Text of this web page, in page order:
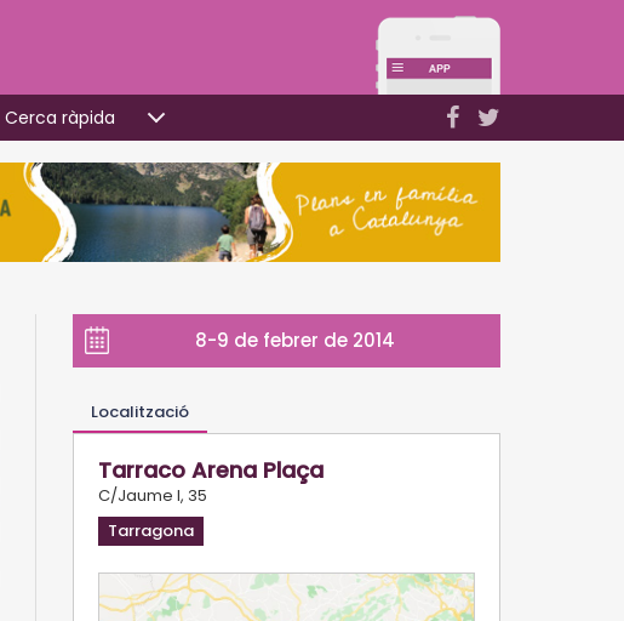
Cerca ràpida
8-9 de febrer de 2014
Localització
Tarraco Arena Plaça
C/Jaume I, 35
Tarragona